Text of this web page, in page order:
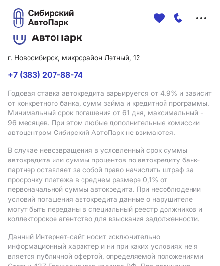
г. Новосибирск, микрорайон Летный, 12
+7 (383) 207-88-74
Годовая ставка автокредита варьируется от 4.9% и зависит
от конкретного банка, сумм займа и кредитной программы.
Минимальный срок погашения от 61 дня, максимальный -
96 месяцев. При этом любые дополнительные комиссии
автоцентром Сибирский АвтоПарк не взимаются.
В случае невозвращения в условленный срок суммы
автокредита или суммы процентов по автокредиту банк-
партнер оставляет за собой право начислить штраф за
просрочку платежа в среднем размере 0,1% от
первоначальной суммы автокредита. При несоблюдении
условий погашения автокредита данные о нарушителе
могут быть переданы в специальный реестр должников и
коллекторское агентство для взыскания задолженности.
Данный Интернет-сайт носит исключительно
информационный характер и ни при каких условиях не я
вляется публичной офертой, определяемой положениями